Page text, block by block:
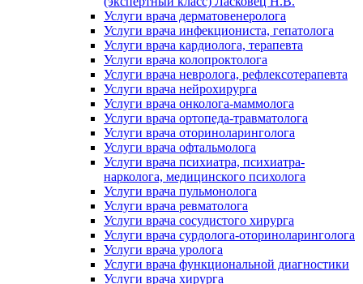
Услуги врача дерматовенеролога
Услуги врача инфекциониста, гепатолога
Услуги врача кардиолога, терапевта
Услуги врача колопроктолога
Услуги врача невролога, рефлексотерапевта
Услуги врача нейрохирурга
Услуги врача онколога-маммолога
Услуги врача ортопеда-травматолога
Услуги врача оториноларинголога
Услуги врача офтальмолога
Услуги врача психиатра, психиатра-
нарколога, медицинского психолога
Услуги врача пульмонолога
Услуги врача ревматолога
Услуги врача сосудистого хирурга
Услуги врача сурдолога-оториноларинголога
Услуги врача уролога
Услуги врача функциональной диагностики
Услуги врача хирурга